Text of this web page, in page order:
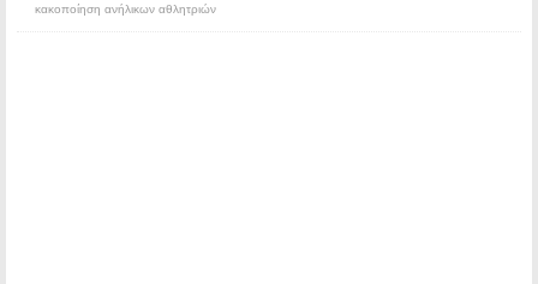
κακοποίηση ανήλικων αθλητριών